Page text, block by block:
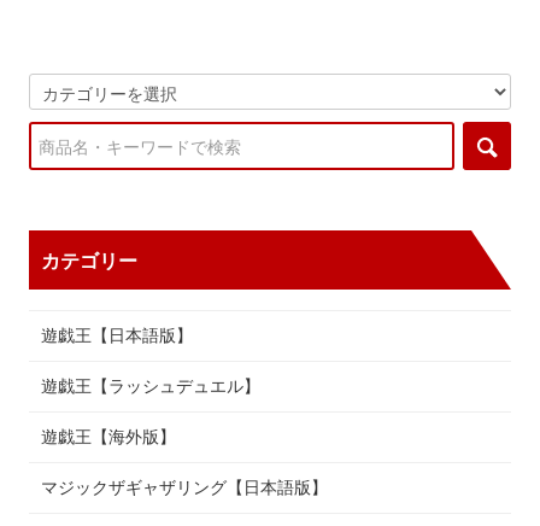
カテゴリー
遊戯王【日本語版】
遊戯王【ラッシュデュエル】
遊戯王【海外版】
マジックザギャザリング【日本語版】